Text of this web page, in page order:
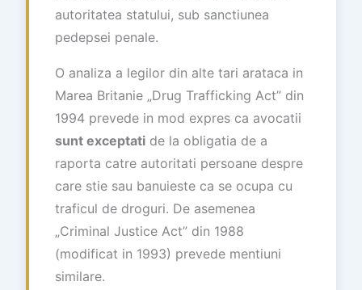
autoritatea statului, sub sanctiunea
pedepsei penale.
O analiza a legilor din alte tari arataca in
Marea Britanie „Drug Trafficking Act” din
1994 prevede in mod expres ca avocatii
sunt exceptati de la obligatia de a
raporta catre autoritati persoane despre
care stie sau banuieste ca se ocupa cu
traficul de droguri. De asemenea
„Criminal Justice Act” din 1988
(modificat in 1993) prevede mentiuni
similare.